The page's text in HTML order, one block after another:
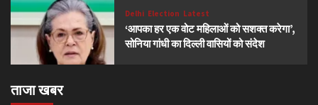
Delhi Election Latest
‘आपका हर एक वोट महिलाओं को सशक्त करेगा’,
सोनिया गांधी का दिल्ली वासियों को संदेश
ताजा खबर